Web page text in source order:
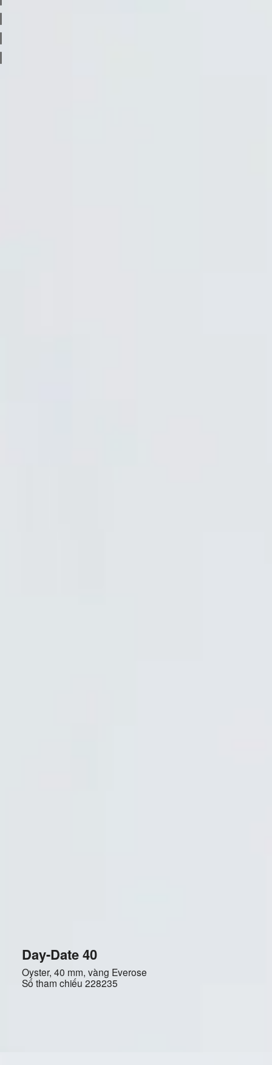
Day-Date 40
Oyster, 40 mm, vàng Everose
Số tham chiếu 228235